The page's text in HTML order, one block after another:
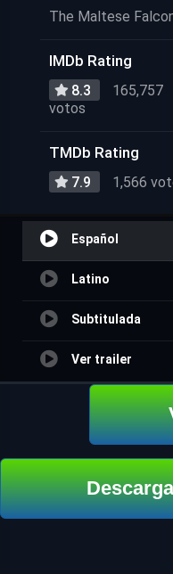
The Maltese
IMDb Rating
8.3
165,757
votos
TMDb Rating
7.9 1,566
Español
Latino
Subtitulada
Ver trailer